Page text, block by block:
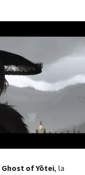
Ghost of Yōtei, la